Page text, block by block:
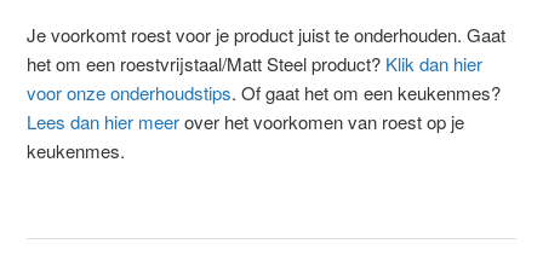
Je voorkomt roest voor je product juist te onderhouden. Gaat
het om een roestvrijstaal/Matt Steel product? Klik dan hier
voor onze onderhoudstips. Of gaat het om een keukenmes?
Lees dan hier meerover het voorkomen van roest op je
keukenmes.